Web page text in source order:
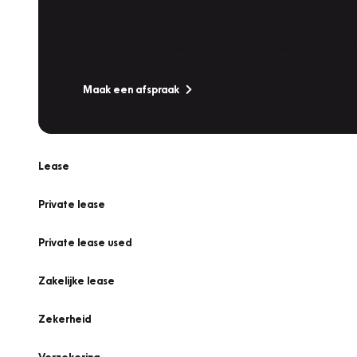
Maak een afspraak
Lease
Private lease
Private lease used
Zakelijke lease
Zekerheid